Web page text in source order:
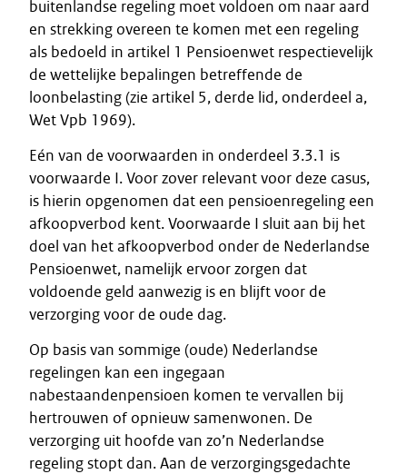
buitenlandse regeling moet voldoen om naar aard
en strekking overeen te komen met een regeling
als bedoeld in artikel 1 Pensioenwet respectievelijk
de wettelijke bepalingen betreffende de
loonbelasting (zie artikel 5, derde lid, onderdeel a,
Wet Vpb 1969).
Eén van de voorwaarden in onderdeel 3.3.1 is
voorwaarde I. Voor zover relevant voor deze casus,
is hierin opgenomen dat een pensioenregeling een
afkoopverbod kent. Voorwaarde I sluit aan bij het
doel van het afkoopverbod onder de Nederlandse
Pensioenwet, namelijk ervoor zorgen dat
voldoende geld aanwezig is en blijft voor de
verzorging voor de oude dag.
Op basis van sommige (oude) Nederlandse
regelingen kan een ingegaan
nabestaandenpensioen komen te vervallen bij
hertrouwen of opnieuw samenwonen. De
verzorging uit hoofde van zo’n Nederlandse
regeling stopt dan. Aan de verzorgingsgedachte